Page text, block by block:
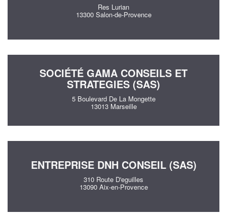
Res Lurian
13300 Salon-de-Provence
SOCIÉTÉ GAMA CONSEILS ET
STRATEGIES (SAS)
5 Boulevard De La Mongette
13013 Marseille
ENTREPRISE DNH CONSEIL (SAS)
310 Route D'eguilles
13090 Aix-en-Provence